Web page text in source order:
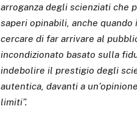
arroganza degli scienziati che
saperi opinabili, anche
cercare di far arrivare al
incondizionato basato sulla
indebolire il prestigio degli
autentica, davanti a
limiti”.